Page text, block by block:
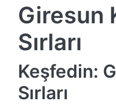
Giresun
Sırları
Keşfedin:
Sırları